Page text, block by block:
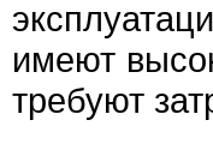
имеют
требуют